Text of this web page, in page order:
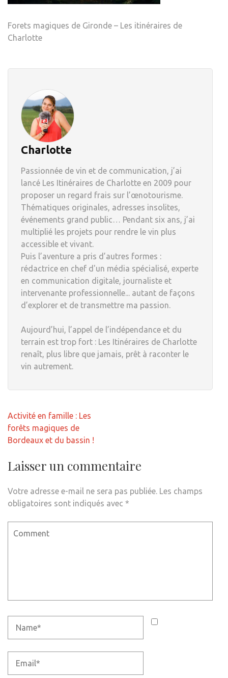
Forets magiques de Gironde – Les itinéraires de
Charlotte
Charlotte
Passionnée de vin et de communication, j’ai
lancé Les Itinéraires de Charlotte en 2009 pour
proposer un regard frais sur l’œnotourisme.
Thématiques originales, adresses insolites,
événements grand public… Pendant six ans, j’ai
multiplié les projets pour rendre le vin plus
accessible et vivant.
Puis l’aventure a pris d’autres formes :
rédactrice en chef d'un média spécialisé, experte
en communication digitale, journaliste et
intervenante professionnelle... autant de façons
d’explorer et de transmettre ma passion.
Aujourd’hui, l’appel de l’indépendance et du
terrain est trop fort : Les Itinéraires de Charlotte
renaît, plus libre que jamais, prêt à raconter le
vin autrement.
Navigation
de
l’article
Activité en famille : Les
forêts magiques de
Bordeaux et du bassin !
Laisser un commentaire
Votre adresse e-mail ne sera pas publiée. Les champs
obligatoires sont indiqués avec *